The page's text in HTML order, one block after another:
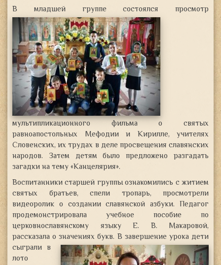
В младшей группе состоялся просмотр
мультипликационного фильма о святых
равноапостольных Мефодии и Кирилле, учителях
Словенских, их трудах в деле просвещения славянских
народов. Затем детям было предложено разгадать
загадки на тему «Канцелярия».
Воспитанники старшей группы ознакомились с житием
святых братьев, спели тропарь, просмотрели
видеоролик о создании славянской азбуки. Педагог
продемонстрировала учебное пособие по
церковнославянскому языку Е. В. Макаровой,
рассказала о значениях букв. В завершение урока дети
сыграли в
лото